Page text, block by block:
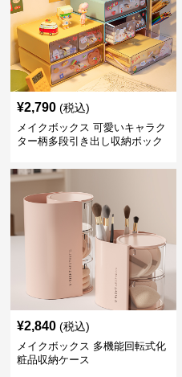
¥2,790 (税込)
メイクボックス 可愛いキャラク
ター柄多段引き出し収納ボック
¥2,840 (税込)
メイクボックス 多機能回転式化
粧品収納ケース